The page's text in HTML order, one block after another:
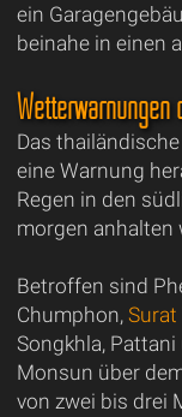
ein
beinahe in einen
Wetterwarnungen
Das
eine Warnung
Regen in den
morgen anhalten
Betroffen sind
Chumphon, Surat
Songkhla,
Monsun über
von zwei bis drei